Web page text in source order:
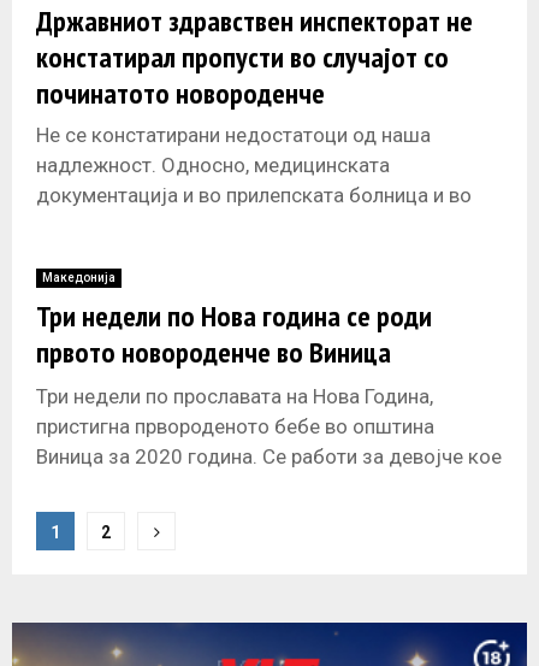
Државниот здравствен инспекторат не
констатирал пропусти во случајот со
починатото новороденче
Не се констатирани недостатоци од наша
надлежност. Односно, медицинската
документација и во прилепската болница и во
Македонија
Три недели по Нова година се роди
првото новороденче во Виница
Три недели по прославата на Нова Година,
пристигна првороденото бебе во општина
Виница за 2020 година. Се работи за девојче кое
s
1 2